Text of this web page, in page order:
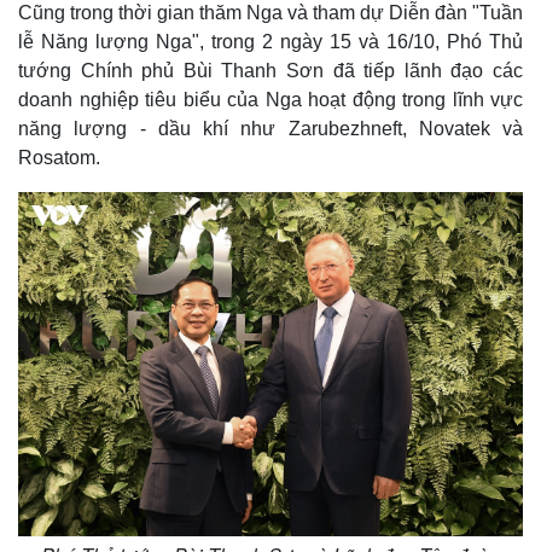
Bất động sản
Khởi nghiệp
Tiêu dùng
Tỷ giá
Chứng khoán
Giá cà phê
Cũng trong thời gian thăm Nga và tham dự Diễn đàn "Tuần
lễ Năng lượng Nga", trong 2 ngày 15 và 16/10, Phó Thủ
tướng Chính phủ Bùi Thanh Sơn đã tiếp lãnh đạo các
doanh nghiệp tiêu biểu của Nga hoạt động trong lĩnh vực
năng lượng - dầu khí như Zarubezhneft, Novatek và
Rosatom.